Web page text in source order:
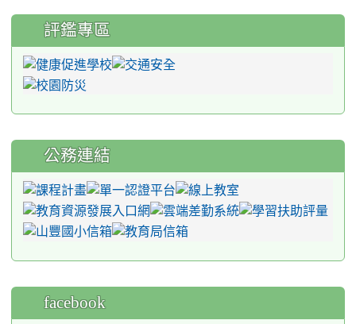
評鑑專區
公務連結
facebook